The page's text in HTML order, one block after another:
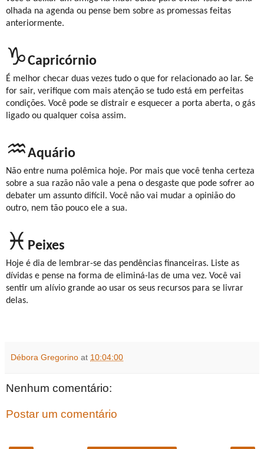
olhada na agenda ou pense bem sobre as promessas feitas
anteriormente.
♑Capricórnio
É melhor checar duas vezes tudo o que for relacionado ao lar. Se
for sair, verifique com mais atenção se tudo está em perfeitas
condições. Você pode se distrair e esquecer a porta aberta, o gás
ligado ou qualquer coisa assim.
♒Aquário
Não entre numa polêmica hoje. Por mais que você tenha certeza
sobre a sua razão não vale a pena o desgaste que pode sofrer ao
debater um assunto difícil. Você não vai mudar a opinião do
outro, nem tão pouco ele a sua.
♓ Peixes
Hoje é dia de lembrar-se das pendências financeiras. Liste as
dívidas e pense na forma de eliminá-las de uma vez. Você vai
sentir um alívio grande ao usar os seus recursos para se livrar
delas.
Débora Gregorino at 10:04:00
Nenhum comentário:
Postar um comentário